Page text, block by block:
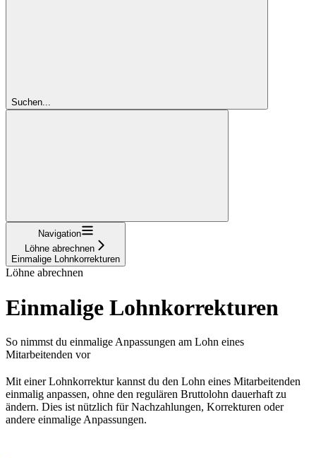
Suchen...
Navigation
Löhne abrechnen
Einmalige Lohnkorrekturen
Löhne abrechnen
Einmalige Lohnkorrekturen
So nimmst du einmalige Anpassungen am Lohn eines
Mitarbeitenden vor
Mit einer Lohnkorrektur kannst du den Lohn eines Mitarbeitenden
einmalig anpassen, ohne den regulären Bruttolohn dauerhaft zu
ändern. Dies ist nützlich für Nachzahlungen, Korrekturen oder
andere einmalige Anpassungen.